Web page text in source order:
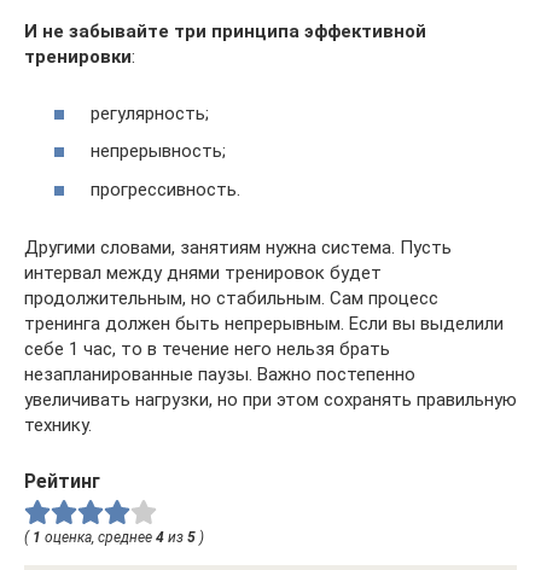
И не забывайте три принципа эффективной
тренировки:
регулярность;
непрерывность;
прогрессивность.
Другими словами, занятиям нужна система. Пусть
интервал между днями тренировок будет
продолжительным, но стабильным. Сам процесс
тренинга должен быть непрерывным. Если вы выделили
себе 1 час, то в течение него нельзя брать
незапланированные паузы. Важно постепенно
увеличивать нагрузки, но при этом сохранять правильную
технику.
Рейтинг
( 1 оценка, среднее 4 из 5 )